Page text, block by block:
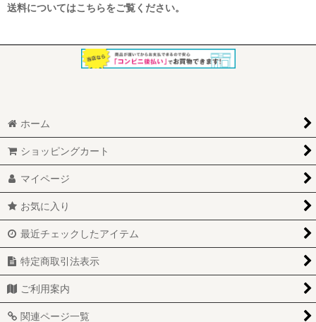
送料についてはこちらをご覧ください。
ホーム
ショッピングカート
マイページ
お気に入り
最近チェックしたアイテム
特定商取引法表示
ご利用案内
関連ページ一覧